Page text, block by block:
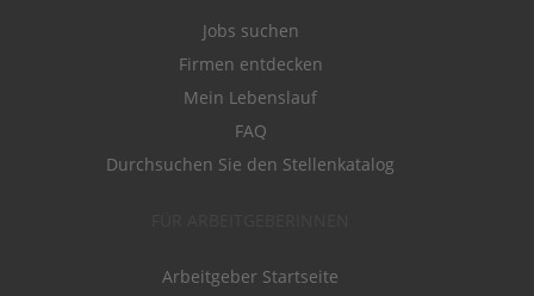
Jobs suchen
Firmen entdecken
Mein Lebenslauf
FAQ
Durchsuchen Sie den Stellenkatalog
Arbeitgeber Startseite